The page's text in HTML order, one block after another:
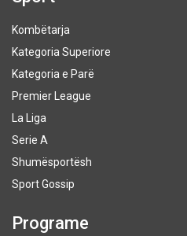
Kombëtarja
Kategoria Superiore
Kategoria e Parë
Premier League
La Liga
Serie A
Shumësportësh
Sport Gossip
Programe